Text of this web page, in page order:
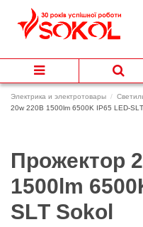
Электрика и электротовары
20w 220В 1500lm 6500K IP65 LED-SLТ
Прожектор
1500lm
SLТ Sokol